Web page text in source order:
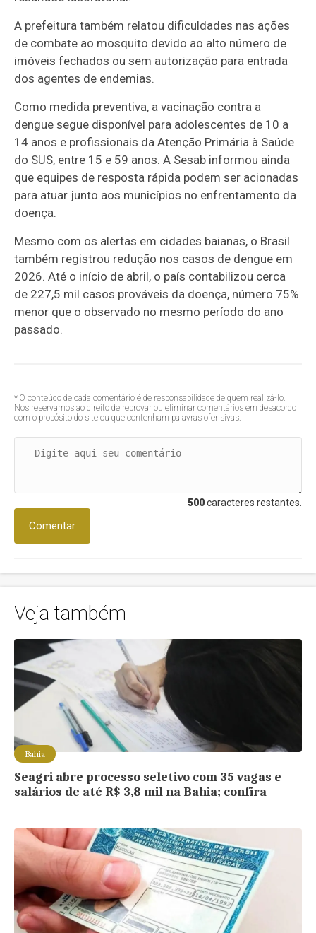
A prefeitura também relatou dificuldades nas ações
de combate ao mosquito devido ao alto número de
imóveis fechados ou sem autorização para entrada
dos agentes de endemias.
Como medida preventiva, a vacinação contra a
dengue segue disponível para adolescentes de 10 a
14 anos e profissionais da Atenção Primária à Saúde
do SUS, entre 15 e 59 anos. A Sesab informou ainda
que equipes de resposta rápida podem ser acionadas
para atuar junto aos municípios no enfrentamento da
doença.
Mesmo com os alertas em cidades baianas, o Brasil
também registrou redução nos casos de dengue em
2026. Até o início de abril, o país contabilizou cerca
de 227,5 mil casos prováveis da doença, número 75%
menor que o observado no mesmo período do ano
passado.
* O conteúdo de cada comentário é de responsabilidade de quem realizá-lo.
Nos reservamos ao direito de reprovar ou eliminar comentários em desacordo
com o propósito do site ou que contenham palavras ofensivas.
500caracteres restantes.
Comentar
Veja também
Bahia
Seagri abre processo seletivo com 35 vagas e
salários de até R$ 3,8 mil na Bahia; confira